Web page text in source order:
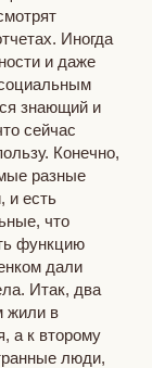
Иногда
и даже
знающий и
сейчас
Конечно,
разные
и есть
что
функцию
дали
Итак, два
жили в
а к второму
люди,